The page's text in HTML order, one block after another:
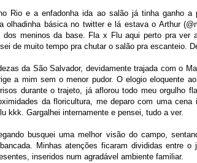
Rio e a enfadonha ida ao salão já tinha ganho a
olhadinha básica no twitter e lá estava o Arthur
dos meninos da base. Fla x Flu aqui perto pra ver
de muito tempo pra chutar o salão pra escanteio.
da São Salvador, devidamente trajada com o
a mim sem o menor pudor. O elogio eloquente
durante o trajeto, já aflorou todo meu orgulho
da floricultura, me deparo com uma cena
kkk. Gargalhei internamente e pensei, tudo a ver.
busquei uma melhor visão do campo,
Minhas atenções ficaram divididas entre o
inseridos num agradável ambiente familiar.